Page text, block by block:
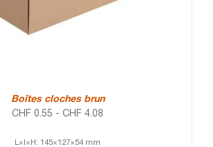
Boîtes cloches brun
CHF 0.55 - CHF 4.08
L×l×H: 145×127×54 mm